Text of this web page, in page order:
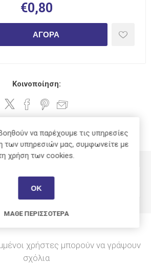
€0,80
ΑΓΟΡΆ
Κοινοποίηση:
ΧΑΡΑΚΤΗΡΙΣΤΙΚΆ
χρήστες μπορούν να γράψουν
σχόλια
να παρέχουμε τις υπηρεσίες
των υπηρεσιών μας, συμφωνείτε με
χρήση των cookies.
ΟΚ
ΜΆΘΕ ΠΕΡΙΣΣΌΤΕΡΑ